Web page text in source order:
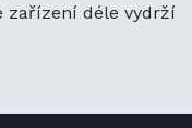
zařízení déle vydrží